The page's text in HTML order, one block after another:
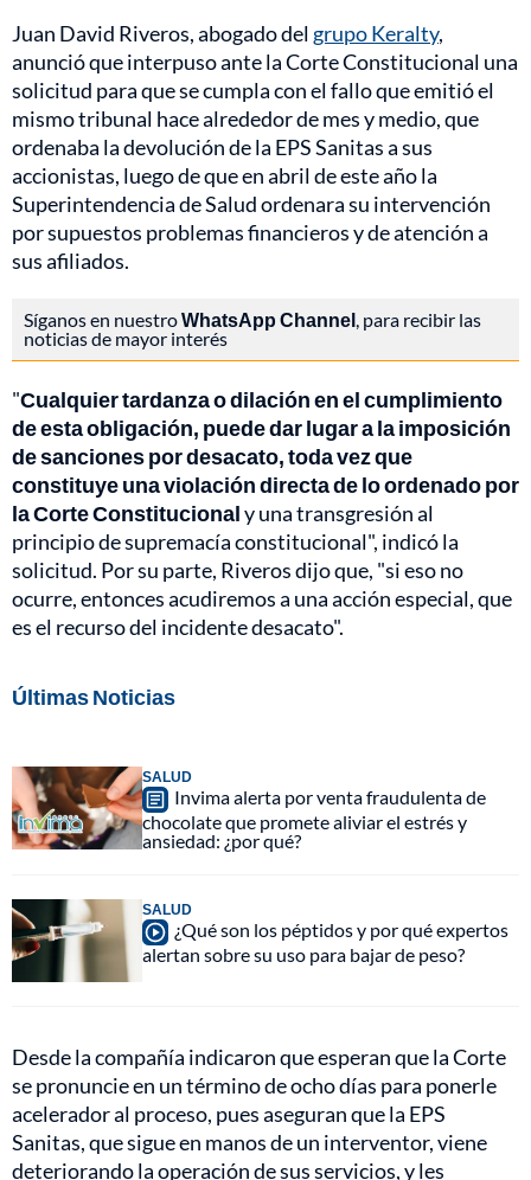
Juan David Riveros, abogado del grupo Keralty,
anunció que interpuso ante la Corte Constitucional una
solicitud para que se cumpla con el fallo que emitió el
mismo tribunal hace alrededor de mes y medio, que
ordenaba la devolución de la EPS Sanitas a sus
accionistas, luego de que en abril de este año la
Superintendencia de Salud ordenara su intervención
por supuestos problemas financieros y de atención a
sus afiliados.
Síganos en nuestroWhatsApp Channel, para recibir las
noticias de mayor interés
"Cualquier tardanza o dilación en el cumplimiento
de esta obligación, puede dar lugar a la imposición
de sanciones por desacato, toda vez que
constituye una violación directa de lo ordenado por
la Corte Constitucionaly una transgresión al
principio de supremacía constitucional", indicó la
solicitud. Por su parte, Riveros dijo que, "si eso no
ocurre, entonces acudiremos a una acción especial, que
es el recurso del incidente desacato".
Últimas Noticias
SALUD
Invima alerta por venta fraudulenta de
chocolate que promete aliviar el estrés y
ansiedad: ¿por qué?
SALUD
¿Qué son los péptidos y por qué expertos
alertan sobre su uso para bajar de peso?
Desde la compañía indicaron que esperan que la Corte
se pronuncie en un término de ocho días para ponerle
acelerador al proceso, pues aseguran que la EPS
Sanitas, que sigue en manos de un interventor, viene
deteriorando la operación de sus servicios, y les